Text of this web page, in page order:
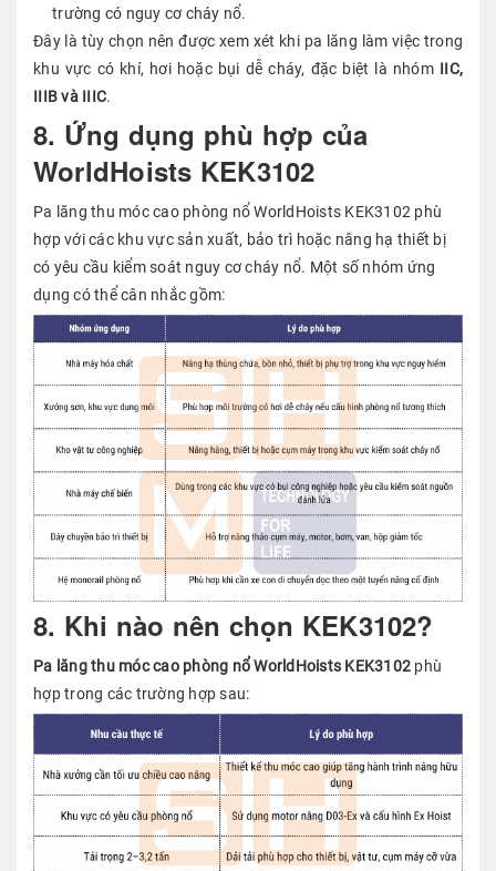
trường có nguy cơ cháy nổ.
Đây là tùy chọn nên được xem xét khi pa lăng làm việc trong
khu vực có khí, hơi hoặc bụi dễ cháy, đặc biệt là nhóm IIC,
IIIB và IIIC.
8. Ứng dụng phù hợp của
WorldHoists KEK3102
Pa lăng thu móc cao phòng nổ WorldHoists KEK3102 phù
hợp với các khu vực sản xuất, bảo trì hoặc nâng hạ thiết bị
có yêu cầu kiểm soát nguy cơ cháy nổ. Một số nhóm ứng
dụng có thể cân nhắc gồm:
8. Khi nào nên chọn KEK3102?
Pa lăng thu móc cao phòng nổ WorldHoists KEK3102 phù
hợp trong các trường hợp sau: